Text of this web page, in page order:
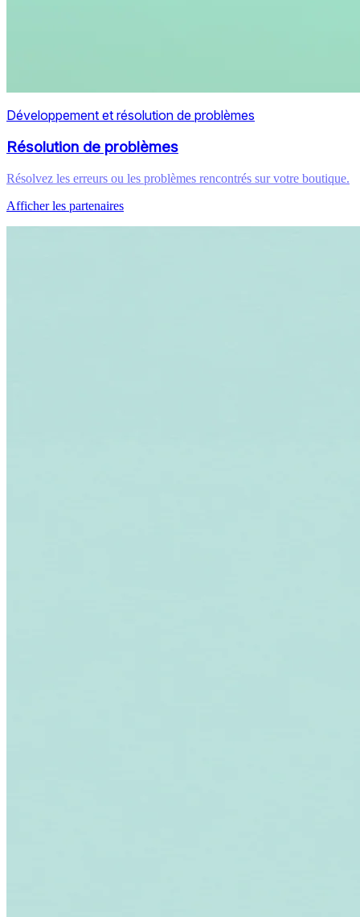
Développement et résolution de problèmes
Résolution de problèmes
Résolvez les erreurs ou les problèmes rencontrés sur votre boutique.
Afficher les partenaires